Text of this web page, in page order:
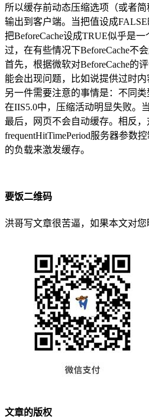
所以缓存前动态压缩选项（或者
输出到客户端。当把值设成
把BeforeCache设成TRUE似乎是
过，在有些情况下BeforeCache不
首先，根据微软对BeforeCache的
能会出现问题，比如说提供过时
另一件需要注意的事情是：不同
在IIS5.0中，压缩活动明显失败。
最后，网页不会自动缓存。相反
frequentHitTimePeriod服务器参
的负载来激发缓存。
要饭二维码
洪哥写文章很苦逼，如果本文对
文章的版权